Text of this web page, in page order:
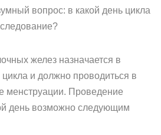
вопрос: в какой день цикла
желез назначается в
и должно проводиться в
менструации. Проведение
день возможно следующим